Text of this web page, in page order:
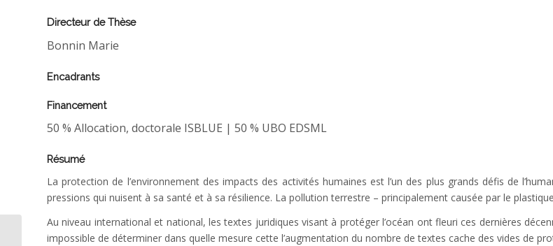
Directeur de Thèse
Bonnin Marie
Encadrants
Financement
50 % Allocation, doctorale ISBLUE | 50 % UBO EDSML
Résumé
La protection de l’environnement des impacts des activités humaines est l’un des plus grands défis de
pressions qui nuisent à sa santé et à sa résilience. La pollution terrestre – principalement causée par le
Au niveau international et national, les textes juridiques visant à protéger l’océan ont fleuri ces dernières
impossible de déterminer dans quelle mesure cette l’augmentation du nombre de textes cache des vides de